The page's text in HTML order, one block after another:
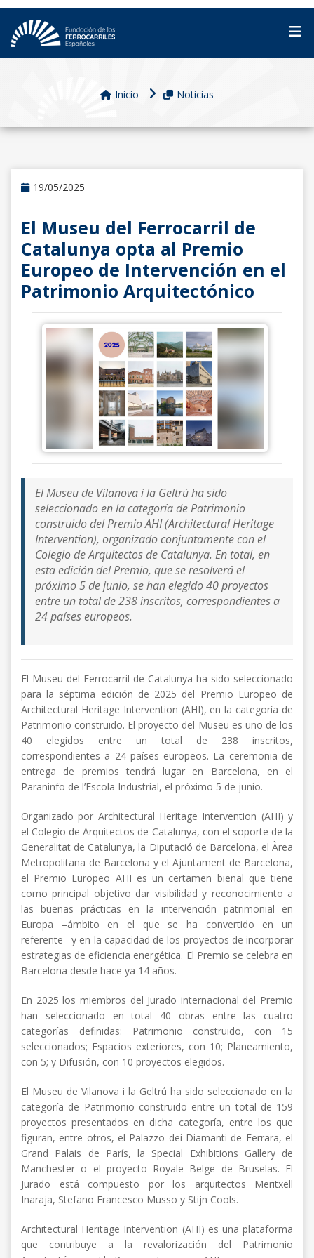
Inicio Noticias
19/05/2025
El Museu del Ferrocarril de
Catalunya opta al Premio
Europeo de Intervención en el
Patrimonio Arquitectónico
El Museu de Vilanova i la Geltrú ha sido
seleccionado en la categoría de Patrimonio
construido del Premio AHI (Architectural Heritage
Intervention), organizado conjuntamente con el
Colegio de Arquitectos de Catalunya. En total, en
esta edición del Premio, que se resolverá el
próximo 5 de junio, se han elegido 40 proyectos
entre un total de 238 inscritos, correspondientes a
24 países europeos.
El Museu del Ferrocarril de Catalunya ha sido seleccionado
para la séptima edición de 2025 del Premio Europeo de
Architectural Heritage Intervention (AHI), en la categoría de
Patrimonio construido. El proyecto del Museu es uno de los
40 elegidos entre un total de 238 inscritos,
correspondientes a 24 países europeos. La ceremonia de
entrega de premios tendrá lugar en Barcelona, en el
Paraninfo de l’Escola Industrial, el próximo 5 de junio.
Organizado por Architectural Heritage Intervention (AHI) y
el Colegio de Arquitectos de Catalunya, con el soporte de la
Generalitat de Catalunya, la Diputació de Barcelona, el Àrea
Metropolitana de Barcelona y el Ajuntament de Barcelona,
el Premio Europeo AHI es un certamen bienal que tiene
como principal objetivo dar visibilidad y reconocimiento a
las buenas prácticas en la intervención patrimonial en
Europa –ámbito en el que se ha convertido en un
referente– y en la capacidad de los proyectos de incorporar
estrategias de eficiencia energética. El Premio se celebra en
Barcelona desde hace ya 14 años.
En 2025 los miembros del Jurado internacional del Premio
han seleccionado en total 40 obras entre las cuatro
categorías definidas: Patrimonio construido, con 15
seleccionados; Espacios exteriores, con 10; Planeamiento,
con 5; y Difusión, con 10 proyectos elegidos.
El Museu de Vilanova i la Geltrú ha sido seleccionado en la
categoría de Patrimonio construido entre un total de 159
proyectos presentados en dicha categoría, entre los que
figuran, entre otros, el Palazzo dei Diamanti de Ferrara, el
Grand Palais de París, la Special Exhibitions Gallery de
Manchester o el proyecto Royale Belge de Bruselas. El
Jurado está compuesto por los arquitectos Meritxell
Inaraja, Stefano Francesco Musso y Stijn Cools.
Architectural Heritage Intervention (AHI) es una plataforma
que contribuye a la revalorización del Patrimonio